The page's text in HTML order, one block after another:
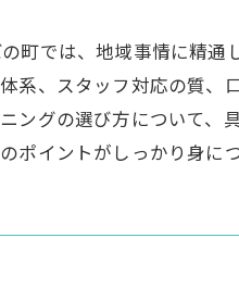
町では、地域事情に精通
、スタッフ対応の質、
ングの選び方について、
イントがしっかり身につ